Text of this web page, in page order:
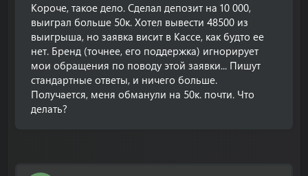
Короче, такое дело. Сделал депозит на 10 000,
выиграл больше 50к. Хотел вывести 48500 из
выигрыша, но заявка висит в Кассе, как будто ее
нет. Бренд (точнее, его поддержка) игнорирует
мои обращения по поводу этой заявки... Пишут
стандартные ответы, и ничего больше.
Получается, меня обманули на 50к. почти. Что
делать?